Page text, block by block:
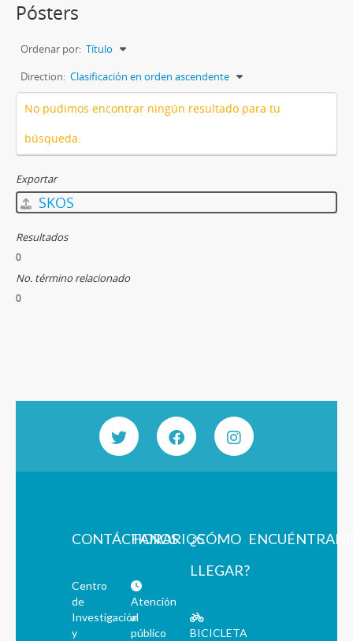
Pósters
Ordenar por: Título
Direction: Clasificación en orden ascendente
No pudimos encontrar ningún resultado para tu
búsqueda.
Exportar
SKOS
Resultados
0
No. término relacionado
0
CONTÁCTANOS
Centro
de
Investigación
y
HORARIOS
Atención
al
público
¿CÓMO
LLEGAR?
BICICLETA